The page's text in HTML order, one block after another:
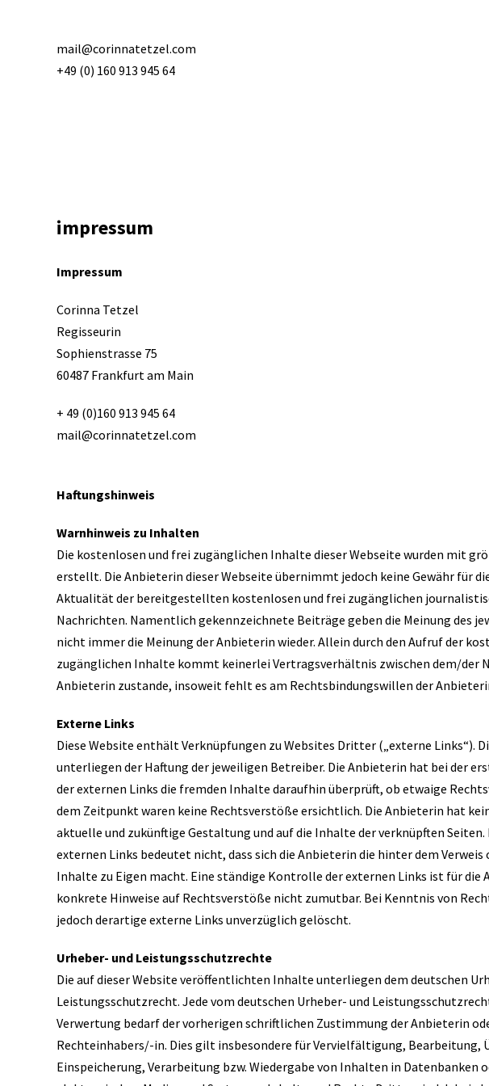
mail@corinnatetzel.com
+49 (0) 160 913 945 64
impressum
Impressum
Corinna Tetzel
Regisseurin
Sophienstrasse 75
60487 Frankfurt am Main
+ 49 (0)160 913 945 64
mail@corinnatetzel.com
Haftungshinweis
Warnhinweis zu Inhalten
Die kostenlosen und frei zugänglichen Inhalte dieser Webseite wurden mit
erstellt. Die Anbieterin dieser Webseite übernimmt jedoch keine Gewähr für
Aktualität der bereitgestellten kostenlosen und frei zugänglichen
Nachrichten. Namentlich gekennzeichnete Beiträge geben die Meinung des
nicht immer die Meinung der Anbieterin wieder. Allein durch den Aufruf der
zugänglichen Inhalte kommt keinerlei Vertragsverhältnis zwischen dem/der
Anbieterin zustande, insoweit fehlt es am Rechtsbindungswillen der
Externe Links
Diese Website enthält Verknüpfungen zu Websites Dritter („externe Links“).
unterliegen der Haftung der jeweiligen Betreiber. Die Anbieterin hat bei der
der externen Links die fremden Inhalte daraufhin überprüft, ob etwaige
dem Zeitpunkt waren keine Rechtsverstöße ersichtlich. Die Anbieterin hat
aktuelle und zukünftige Gestaltung und auf die Inhalte der verknüpften Seiten.
externen Links bedeutet nicht, dass sich die Anbieterin die hinter dem Verweis
Inhalte zu Eigen macht. Eine ständige Kontrolle der externen Links ist für die
konkrete Hinweise auf Rechtsverstöße nicht zumutbar. Bei Kenntnis von
jedoch derartige externe Links unverzüglich gelöscht.
Urheber- und Leistungsschutzrechte
Die auf dieser Website veröffentlichten Inhalte unterliegen dem deutschen
Leistungsschutzrecht. Jede vom deutschen Urheber- und
Verwertung bedarf der vorherigen schriftlichen Zustimmung der Anbieterin
Rechteinhabers/-in. Dies gilt insbesondere für Vervielfältigung, Bearbeitung,
Einspeicherung, Verarbeitung bzw. Wiedergabe von Inhalten in Datenbanken